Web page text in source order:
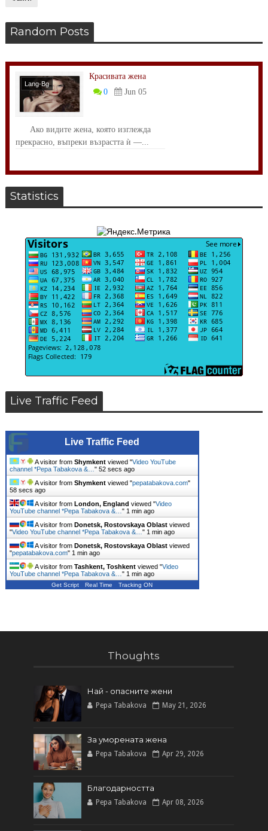
Random Posts
Lang-Bg
Психология
Красивата жена
0
Jun 05
Ако видите жена, която изглежда
прекрасно, въпреки възрастта ѝ —...
Statistics
Live Traffic Feed
Live Traffic Feed
A visitor from Shymkentviewed "Video YouTube
channel *Pepa Tabakova &… " 52 secs ago
A visitor from Shymkentviewed "pepatabakova.com"
58 secs ago
A visitor from London, England viewed "Video
YouTube channel *Pepa Tabakova &… " 1 min ago
A visitor from Donetsk, Rostovskaya Oblastviewed
"Video YouTube channel *Pepa Tabakova &… " 1 min ago
A visitor from Donetsk, Rostovskaya Oblastviewed
"pepatabakova.com" 1 min ago
A visitor from Tashkent, Toshkentviewed "Video
YouTube channel *Pepa Tabakova &… " 1 min ago
Get Script Real Time Tracking ON
Thoughts
Най - опасните жени
Pepa Tabakova May 21, 2026
За уморената жена
Pepa Tabakova Apr 29, 2026
Благодарността
Pepa Tabakova Apr 08, 2026